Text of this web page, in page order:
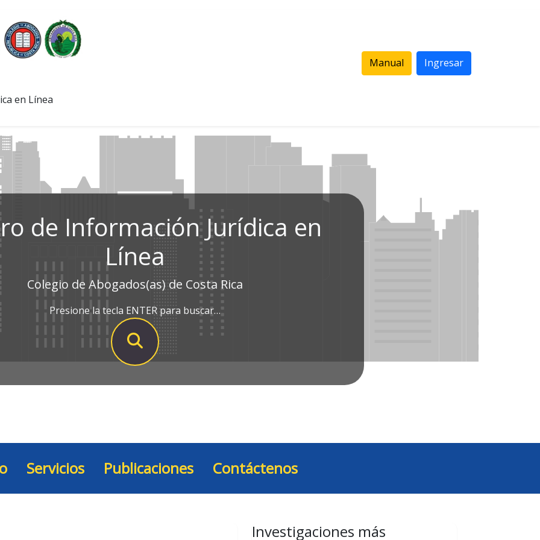
en Línea
Manual Ingresar
de Información Jurídica en
Línea
Colegio de Abogados(as) de Costa Rica
Presione la tecla ENTER para buscar…
Servicios Publicaciones Contáctenos
Investigaciones más